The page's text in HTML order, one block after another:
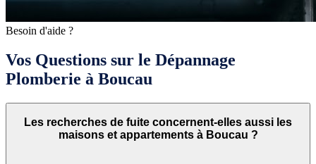
Besoin d'aide ?
Vos Questions sur le Dépannage
Plomberie à Boucau
Les recherches de fuite concernent-elles aussi les
maisons et appartements à Boucau ?